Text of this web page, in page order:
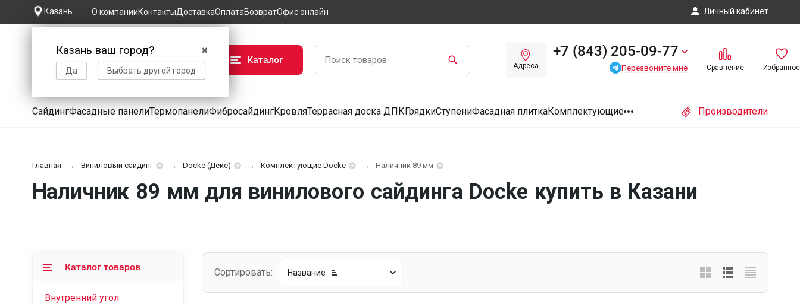
Казань
✖
Казань ваш город?
Да Выбрать другой город
О компанииКонтактыДоставкаОплатаВозвратОфис онлайн Личный кабинет
Каталог
Адреса
+7 (843) 205-09-77
Перезвоните мне Сравнение Избранное
СайдингФасадные панелиТермопанелиФибросайдингКровляТеррасная доска ДПКГрядкиСтупениФасадная плиткаКомплектующие Производители
Главная Виниловый сайдинг Docke (Дёке) Комплектующие Docke Наличник 89 мм
Наличник 89 мм для винилового сайдинга Docke купить в Казани
Сортировать: Название
Каталог товаров
Внутренний угол